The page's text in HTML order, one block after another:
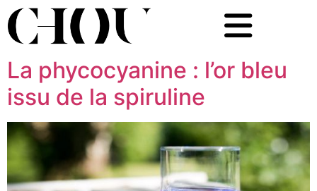
La phycocyanine : l’or bleu
issu de la spiruline